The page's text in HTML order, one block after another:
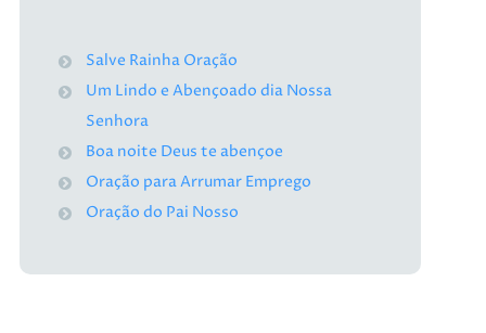
Salve Rainha Oração
Um Lindo e Abençoado dia Nossa
Senhora
Boa noite Deus te abençoe
Oração para Arrumar Emprego
Oração do Pai Nosso